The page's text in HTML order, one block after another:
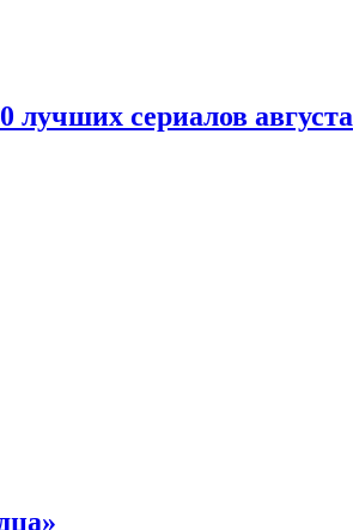
лучших сериалов августа